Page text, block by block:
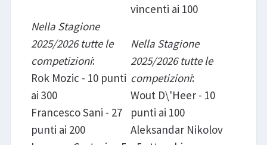
Nella Stagione
2025/2026 tutte le
competizioni:
Rok Mozic - 10 punti
ai 300
Francesco Sani - 27
punti ai 200
vincenti ai 100
Nella Stagione
2025/2026 tutte le
competizioni:
Wout D\'Heer - 10
punti ai 100
Aleksandar Nikolov